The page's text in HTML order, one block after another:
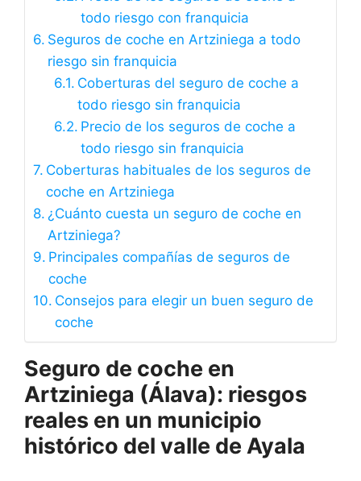
todo riesgo con franquicia
Seguros de coche en Artziniega a todo
riesgo sin franquicia
Coberturas del seguro de coche a
todo riesgo sin franquicia
Precio de los seguros de coche a
todo riesgo sin franquicia
Coberturas habituales de los seguros de
coche en Artziniega
¿Cuánto cuesta un seguro de coche en
Artziniega?
Principales compañías de seguros de
coche
Consejos para elegir un buen seguro de
coche
Seguro de coche en
Artziniega (Álava): riesgos
reales en un municipio
histórico del valle de Ayala